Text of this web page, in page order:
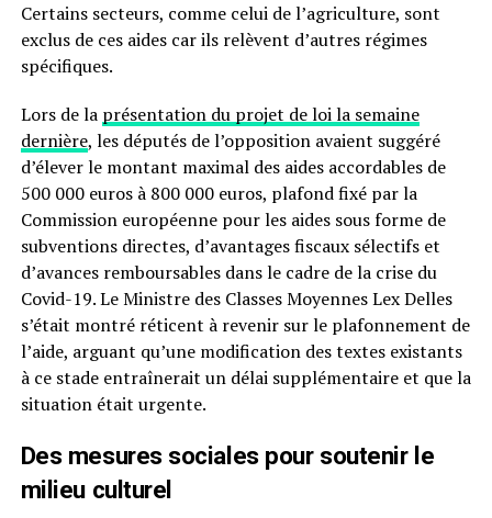
Certains secteurs, comme celui de l’agriculture, sont
exclus de ces aides car ils relèvent d’autres régimes
spécifiques.
Lors de la présentation du projet de loi la semaine
dernière, les députés de l’opposition avaient suggéré
d’élever le montant maximal des aides accordables de
500 000 euros à 800 000 euros, plafond fixé par la
Commission européenne pour les aides sous forme de
subventions directes, d’avantages fiscaux sélectifs et
d’avances remboursables dans le cadre de la crise du
Covid-19. Le Ministre des Classes Moyennes Lex Delles
s’était montré réticent à revenir sur le plafonnement de
l’aide, arguant qu’une modification des textes existants
à ce stade entraînerait un délai supplémentaire et que la
situation était urgente.
Des mesures sociales pour soutenir le
milieu culturel